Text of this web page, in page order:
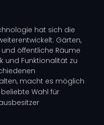
hat sich die
Gärten,
öffentliche Räume
und Funktionalität zu
macht es möglich
Wahl für